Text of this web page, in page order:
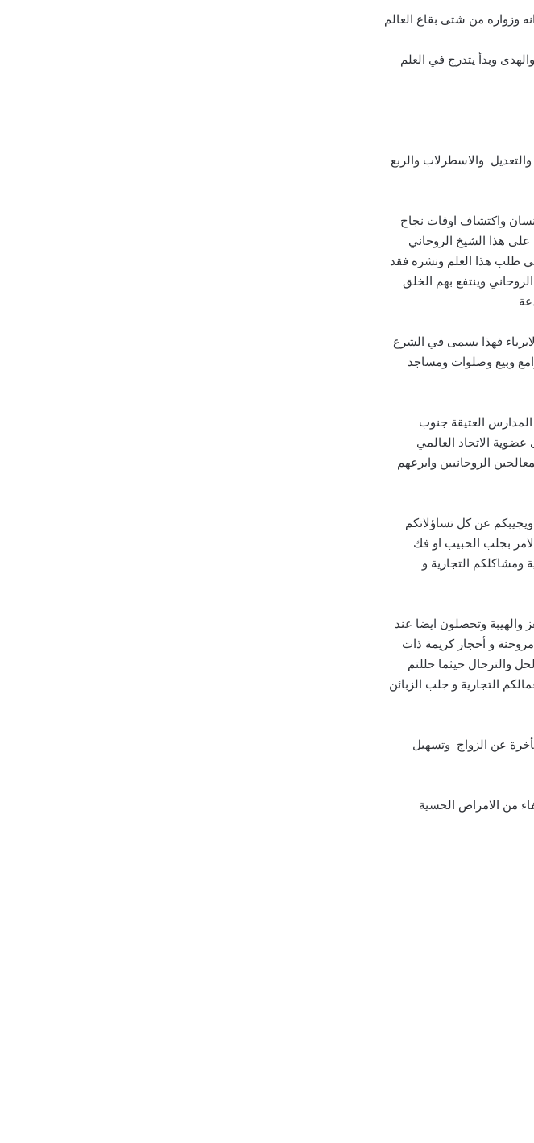
وزواره من شتى بقاع العالم
وبدأ يتدرج في العلم
والاسطرلاب والربع
واكتشاف اوقات نجاح
على هذا الشيخ الروحاني
في طلب هذا العلم ونشره فقد
وينتفع بهم الخلق
فهذا يسمى في الشرع
وبيع وصلوات ومساجد
العتيقة جنوب
الاتحاد العالمي
الروحانيين وابرعهم
عن كل تساؤلاتكم
بجلب الحبيب او فك
ومشاكلكم التجارية و
وتحصلون ايضا عند
و أحجار كريمة ذات
والترحال حيثما حللتم
التجارية و جلب الزبائن
عن الزواج وتسهيل
من الامراض الحسية